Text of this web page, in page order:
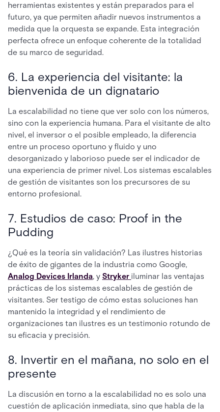
herramientas existentes y están preparados para el
futuro, ya que permiten añadir nuevos instrumentos a
medida que la orquesta se expande. Esta integración
perfecta ofrece un enfoque coherente de la totalidad
de su marco de seguridad.
6. La experiencia del visitante: la
bienvenida de un dignatario
La escalabilidad no tiene que ver solo con los números,
sino con la experiencia humana. Para el visitante de alto
nivel, el inversor o el posible empleado, la diferencia
entre un proceso oportuno y fluido y uno
desorganizado y laborioso puede ser el indicador de
una experiencia de primer nivel. Los sistemas escalables
de gestión de visitantes son los precursores de su
entorno profesional.
7. Estudios de caso: Proof in the
Pudding
¿Qué es la teoría sin validación? Las ilustres historias
de éxito de gigantes de la industria como Google,
Analog Devices Irlanda, y Stryker iluminar las ventajas
prácticas de los sistemas escalables de gestión de
visitantes. Ser testigo de cómo estas soluciones han
mantenido la integridad y el rendimiento de
organizaciones tan ilustres es un testimonio rotundo de
su eficacia y precisión.
8. Invertir en el mañana, no solo en el
presente
La discusión en torno a la escalabilidad no es solo una
cuestión de aplicación inmediata, sino que habla de la